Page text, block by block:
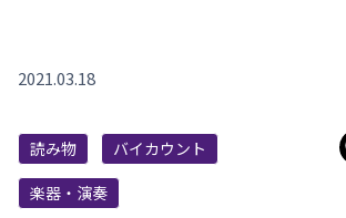
2021.03.18
読み物
バイカウント
楽器・演奏